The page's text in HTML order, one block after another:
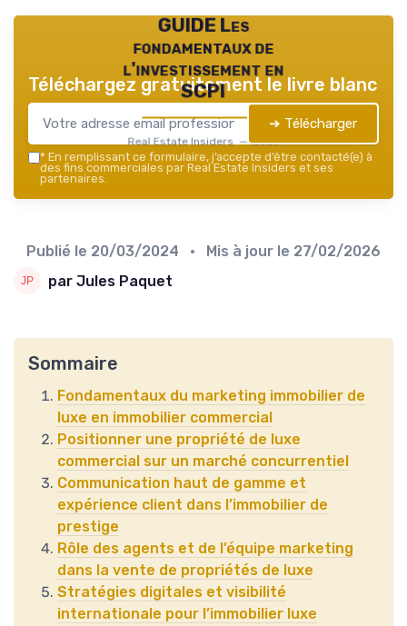
GUIDE Les
fondamentaux de
l'investissement en
SCPI
Real Estate Insiders — 2026
Téléchargez gratuitement le livre blanc
➔ Télécharger
* En remplissant ce formulaire, j’accepte d’être contacté(e) à
des fins commerciales par Real Estate Insiders et ses
partenaires.
Publié le 20/03/2024 • Mis à jour le 27/02/2026
par Jules Paquet
Sommaire
Fondamentaux du marketing immobilier de
luxe en immobilier commercial
Positionner une propriété de luxe
commercial sur un marché concurrentiel
Communication haut de gamme et
expérience client dans l’immobilier de
prestige
Rôle des agents et de l’équipe marketing
dans la vente de propriétés de luxe
Stratégies digitales et visibilité
internationale pour l’immobilier luxe